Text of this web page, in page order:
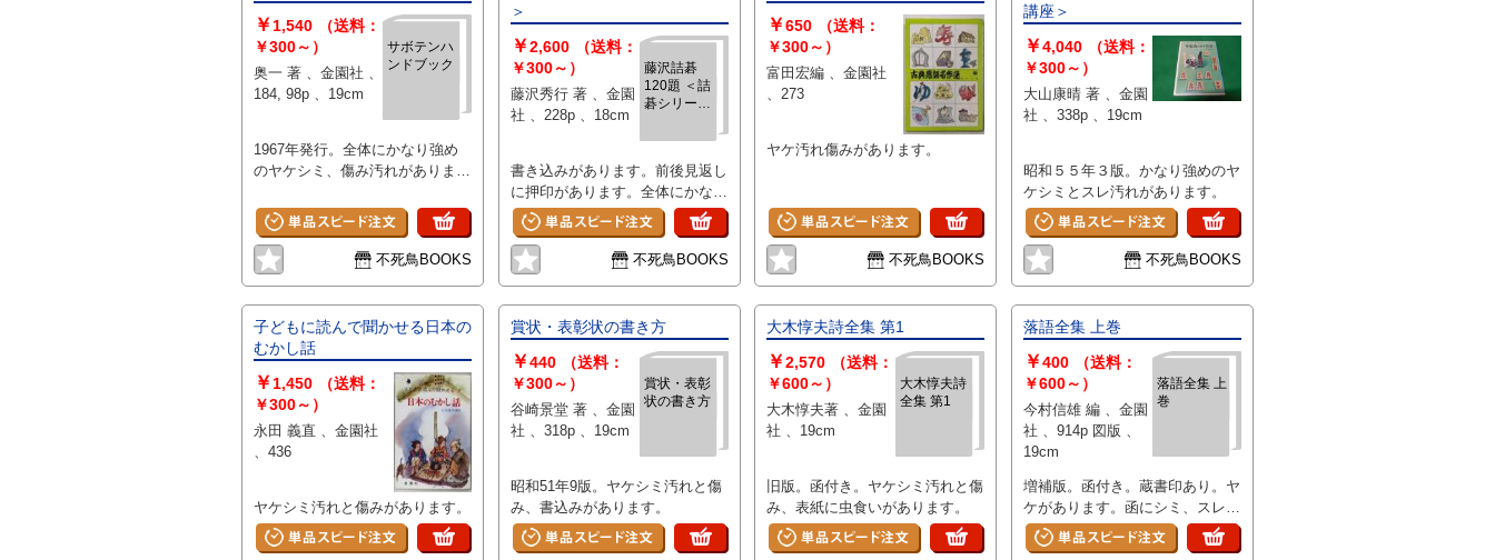
サボテンハ
ンドブック
￥ 1,540
（送料：
￥300～）
奥一 著 、金園社 、
184, 98p 、19cm
1967年発行。全体にかなり強め
のヤケシミ、傷み汚れがありま
不死鳥BOOKS
＞
藤沢詰碁
120題 ＜詰
碁シリーズ
￥2,600
（送料：
￥300～）
藤沢秀行 著 、金園
社 、228p 、18cm
書き込みがあります。前後見返し
に押印があります。全体にかなり
強めのヤケ汚れ、傷みがありま
す。角に折れのあるページがあり
ます。
不死鳥BOOKS
￥650
（送料：
￥300～）
富田宏編 、金園社
、273
ヤケ汚れ傷みがあります。
不死鳥BOOKS
講座＞
￥4,040
（送料：
￥300～）
大山康晴 著 、金園
社 、338p 、19cm
昭和５５年３版。かなり強めのヤ
ケシミとスレ汚れがあります。
不死鳥BOOKS
子どもに読んで聞かせる日本の
むかし話
￥ 1,450
（送料：
￥300～）
永田 義直 、金園社
、436
ヤケシミ汚れと傷みがあります。
賞状・表彰状の書き方
賞状・表彰
状の書き方
￥440
（送料：
￥300～）
谷崎景堂 著 、金園
社 、318p 、19cm
昭和51年9版。ヤケシミ汚れと傷
み、書込みがあります。
大木惇夫詩全集 第1
大木惇夫詩
全集 第1
￥2,570
（送料：
￥600～）
大木惇夫著 、金園
社 、19cm
旧版。函付き。ヤケシミ汚れと傷
み、表紙に虫食いがあります。
落語全集 上巻
落語全集 上
巻
￥400
（送料：
￥600～）
今村信雄 編 、金園
社 、914p 図版 、
19cm
増補版。函付き。蔵書印あり。ヤ
ケがあります。函にシミ、スレ汚
れと背にヘコミ、縁角に傷みがあ
ります。天地小口にシミがありま